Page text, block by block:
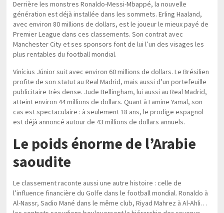
Derrière les monstres Ronaldo-Messi-Mbappé, la nouvelle
génération est déjà installée dans les sommets. Erling Haaland,
avec environ 80 millions de dollars, est le joueur le mieux payé de
Premier League dans ces classements. Son contrat avec
Manchester City et ses sponsors font de lui l’un des visages les
plus rentables du football mondial.
Vinícius Júnior suit avec environ 60 millions de dollars. Le Brésilien
profite de son statut au Real Madrid, mais aussi d’un portefeuille
publicitaire très dense. Jude Bellingham, lui aussi au Real Madrid,
atteint environ 44 millions de dollars. Quant à Lamine Yamal, son
cas est spectaculaire : à seulement 18 ans, le prodige espagnol
est déjà annoncé autour de 43 millions de dollars annuels.
Le poids énorme de l’Arabie
saoudite
Le classement raconte aussi une autre histoire : celle de
l’influence financière du Golfe dans le football mondial. Ronaldo à
Al-Nassr, Sadio Mané dans le même club, Riyad Mahrez à Al-Ahli…